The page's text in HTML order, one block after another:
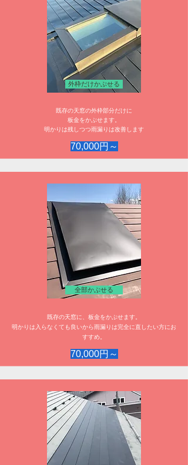
外枠だけかぶせる
既存の天窓の外枠部分だけに
板金をかぶせます。
明かりは残しつつ雨漏りは改善します
70,000円～
全部かぶせる
既存の天窓に、板金をかぶせます。
​明かりは入らなくても良いから雨漏りは完全に直したい方にお
すすめ。
70,000円～